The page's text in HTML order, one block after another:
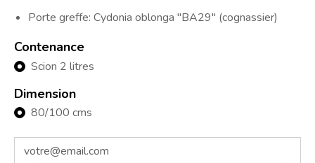
Porte greffe: Cydonia oblonga "BA29" (cognassier)
Contenance
Scion 2 litres
Dimension
80/100 cms